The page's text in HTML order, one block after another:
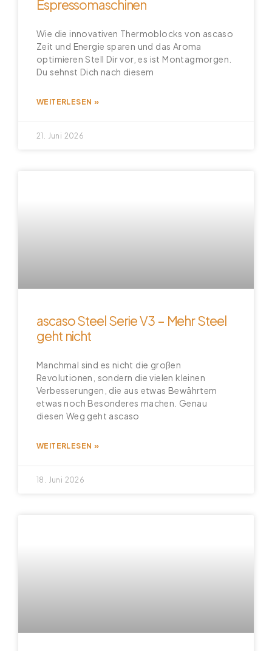
Espressomaschinen
Wie die innovativen Thermoblocks von ascaso
Zeit und Energie sparen und das Aroma
optimieren Stell Dir vor, es ist Montagmorgen.
Du sehnst Dich nach diesem
WEITERLESEN »
21. Juni 2026
ascaso Steel Serie V3 – Mehr Steel
geht nicht
Manchmal sind es nicht die großen
Revolutionen, sondern die vielen kleinen
Verbesserungen, die aus etwas Bewährtem
etwas noch Besonderes machen. Genau
diesen Weg geht ascaso
WEITERLESEN »
18. Juni 2026